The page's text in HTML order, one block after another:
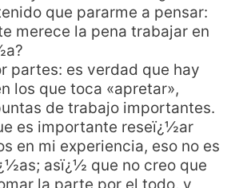
que pararme a pensar:
merece la pena trabajar en
partes: es verdad que hay
los que toca «apretar»,
de trabajo importantes.
es importante reseï¿½ar
en mi experiencia, eso no es
asï¿½ que no creo que
la parte por el todo, y